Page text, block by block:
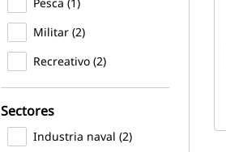
Militar (2)
Recreativo (2)
Sectores
Industria naval (2)